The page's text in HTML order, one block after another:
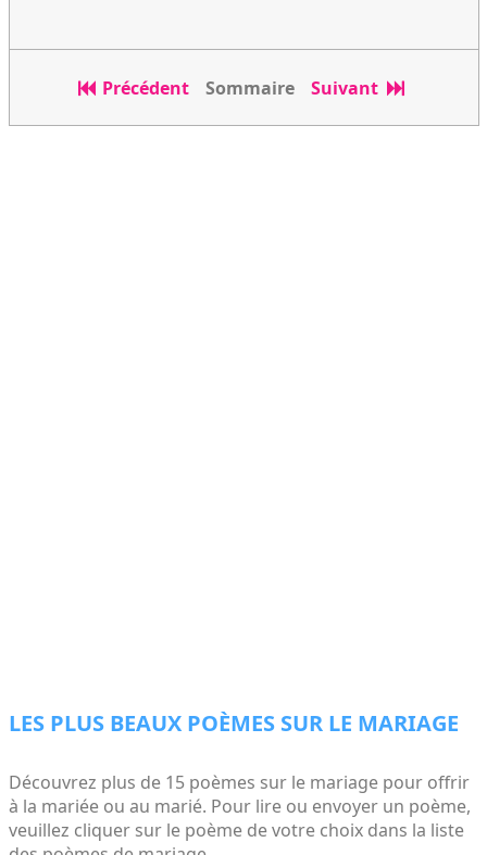
Précédent Sommaire Suivant
LES PLUS BEAUX POÈMES SUR LE MARIAGE
Découvrez plus de 15 poèmes sur le mariage pour offrir
à la mariée ou au marié. Pour lire ou envoyer un poème,
veuillez cliquer sur le poème de votre choix dans la liste